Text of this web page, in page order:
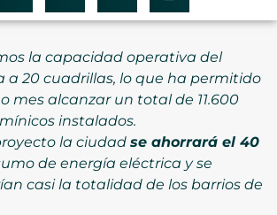
la capacidad operativa del
a 20 cuadrillas, lo que ha permitido
mes alcanzar un total de 11.600
instalados.
la ciudad se ahorrará el 40
de energía eléctrica y se
casi la totalidad de los barrios de